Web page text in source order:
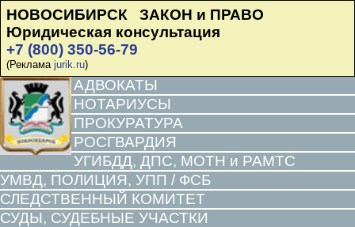
НОВОСИБИРСК ЗАКОН и ПРАВО
Юридическая консультация
+7 (800) 350-56-79
(Реклама jurik.ru)
АДВОКАТЫ
НОТАРИУСЫ
ПРОКУРАТУРА
РОСГВАРДИЯ
УГИБДД, ДПС, МОТН и РАМТС
УМВД, ПОЛИЦИЯ, УПП / ФСБ
СЛЕДСТВЕННЫЙ КОМИТЕТ
СУДЫ, СУДЕБНЫЕ УЧАСТКИ